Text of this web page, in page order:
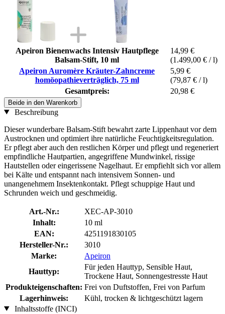
Apeiron Bienenwachs Intensiv Hautpflege
Balsam-Stift, 10 ml
14,99 €
(1.499,00 € / l)
Apeiron Auromère Kräuter-Zahncreme
homöopathieverträglich, 75 ml
5,99 €
(79,87 € / l)
Gesamtpreis:
20,98 €
Beide in den Warenkorb
Beschreibung
Dieser wunderbare Balsam-Stift bewahrt zarte Lippenhaut vor dem
Austrocknen und optimiert ihre natürliche Feuchtigkeitsregulation.
Er pflegt aber auch den restlichen Körper und pflegt und regeneriert
empfindliche Hautpartien, angegriffene Mundwinkel, rissige
Hautstellen oder eingerissene Nagelhaut. Er empfiehlt sich vor allem
bei Kälte und entspannt nach intensivem Sonnen- und
unangenehmem Insektenkontakt. Pflegt schuppige Haut und
Schrunden weich und geschmeidig.
Art.-Nr.:
XEC-AP-3010
Inhalt:
10 ml
EAN:
4251191830105
Hersteller-Nr.:
3010
Marke:
Apeiron
Hauttyp:
Für jeden Hauttyp, Sensible Haut,
Trockene Haut, Sonnengestresste Haut
Produkteigenschaften: Frei von Duftstoffen, Frei von Parfum
Lagerhinweis:
Kühl, trocken & lichtgeschützt lagern
Inhaltsstoffe (INCI)